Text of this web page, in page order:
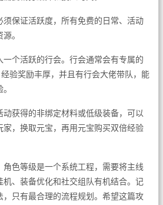
保证活跃度，所有免费的日常、活动
。
个活跃的行会。行会通常会有专属的
验奖励丰厚，并且有行会大佬带队，能
获得的非绑定材料或低级装备，可以
，换取元宝，再用元宝购买双倍经验
色等级是一个系统工程，需要将主线
、装备优化和社交组队有机结合。记
只有最合理的流程规划。希望这篇攻